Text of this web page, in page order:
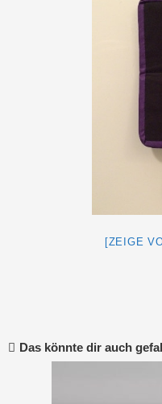
[ZEIGE
Das könnte dir auch